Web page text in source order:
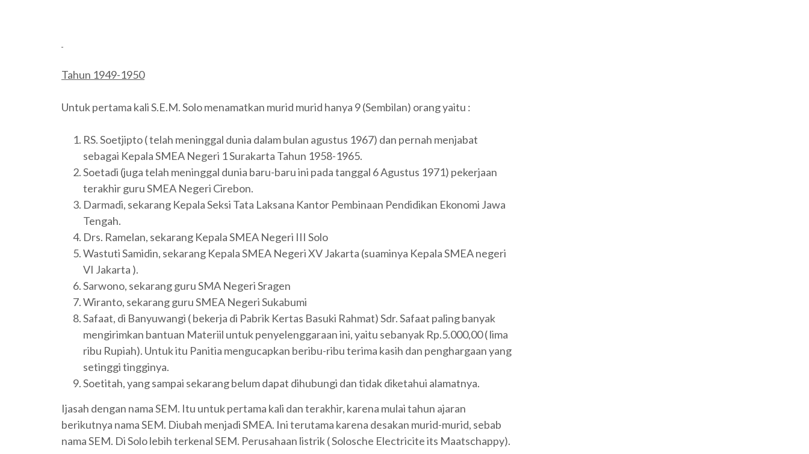
Tahun 1949-1950
Untuk pertama kali S.E.M. Solo menamatkan murid murid hanya 9 (Sembilan) orang yaitu :
RS. Soetjipto ( telah meninggal dunia dalam bulan agustus 1967) dan pernah menjabat
sebagai Kepala SMEA Negeri 1 Surakarta Tahun 1958-1965.
Soetadi (juga telah meninggal dunia baru-baru ini pada tanggal 6 Agustus 1971) pekerjaan
terakhir guru SMEA Negeri Cirebon.
Darmadi, sekarang Kepala Seksi Tata Laksana Kantor Pembinaan Pendidikan Ekonomi Jawa
Tengah.
Drs. Ramelan, sekarang Kepala SMEA Negeri III Solo
Wastuti Samidin, sekarang Kepala SMEA Negeri XV Jakarta (suaminya Kepala SMEA negeri
VI Jakarta ).
Sarwono, sekarang guru SMA Negeri Sragen
Wiranto, sekarang guru SMEA Negeri Sukabumi
Safaat, di Banyuwangi ( bekerja di Pabrik Kertas Basuki Rahmat) Sdr. Safaat paling banyak
mengirimkan bantuan Materiil untuk penyelenggaraan ini, yaitu sebanyak Rp.5.000,00 ( lima
ribu Rupiah). Untuk itu Panitia mengucapkan beribu-ribu terima kasih dan penghargaan yang
setinggi tingginya.
Soetitah, yang sampai sekarang belum dapat dihubungi dan tidak diketahui alamatnya.
Ijasah dengan nama SEM. Itu untuk pertama kali dan terakhir, karena mulai tahun ajaran
berikutnya nama SEM. Diubah menjadi SMEA. Ini terutama karena desakan murid-murid, sebab
nama SEM. Di Solo lebih terkenal SEM. Perusahaan listrik ( Solosche Electricite its Maatschappy).